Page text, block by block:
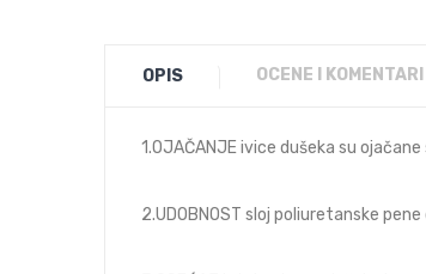
OPIS OCENE I KOMENTARI
1.OJAČANJE ivice dušeka su
2.UDOBNOST sloj poliuretanske